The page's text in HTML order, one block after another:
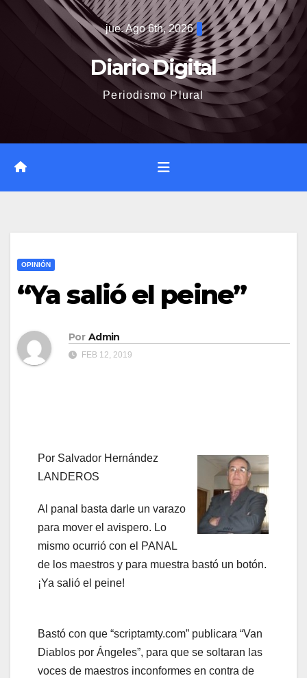
jue. Ago 6th, 2026
Diario Digital
Periodismo Plural
OPINIÓN
“Ya salió el peine”
Por Admin
FEB 12, 2019
Por Salvador Hernández
LANDEROS
Al panal basta darle un varazo
para mover el avispero. Lo
mismo ocurrió con el PANAL
de los maestros y para muestra bastó un botón.
¡Ya salió el peine!
Bastó con que “scriptamty.com” publicara “Van
Diablos por Ángeles”, para que se soltaran las
voces de maestros inconformes en contra de